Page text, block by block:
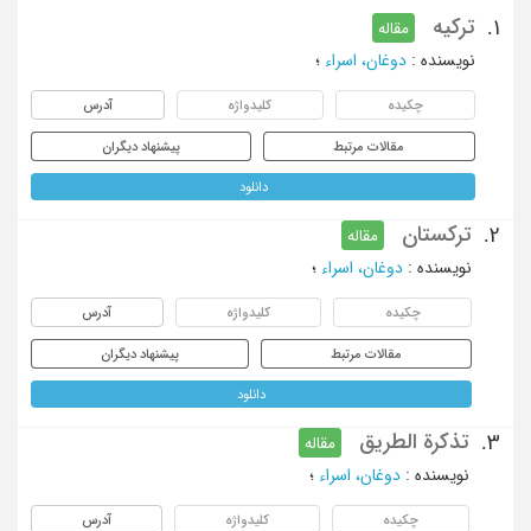
1. ترکیه
مقاله
نویسنده : دوغان، اسراء ؛
چکیده کلیدواژه آدرس
مقالات مرتبط پیشنهاد دیگران
دانلود
2. ترکستان
مقاله
نویسنده : دوغان، اسراء ؛
چکیده کلیدواژه آدرس
مقالات مرتبط پیشنهاد دیگران
دانلود
3. تذکرة الطریق
مقاله
نویسنده : دوغان، اسراء ؛
چکیده کلیدواژه آدرس